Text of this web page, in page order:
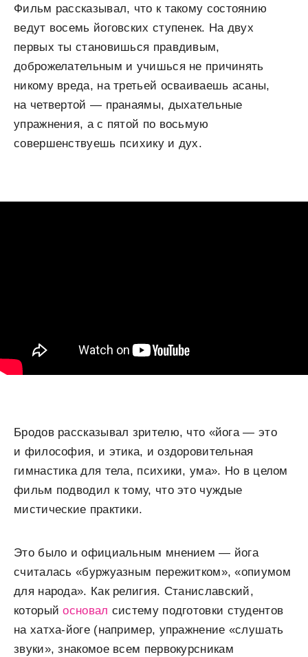
Фильм рассказывал, что к такому состоянию
ведут восемь йоговских ступенек. На двух
первых ты становишься правдивым,
доброжелательным и учишься не причинять
никому вреда, на третьей осваиваешь асаны,
на четвертой — пранаямы, дыхательные
упражнения, а с пятой по восьмую
совершенствуешь психику и дух.
Бродов рассказывал зрителю, что «йога — это
и философия, и этика, и оздоровительная
гимнастика для тела, психики, ума». Но в целом
фильм подводил к тому, что это чуждые
мистические практики.
Это было и официальным мнением — йога
считалась «буржуазным пережитком», «опиумом
для народа». Как религия. Станиславский,
которыйосновал систему подготовки студентов
на хатха-йоге (например, упражнение «слушать
звуки», знакомое всем первокурсникам